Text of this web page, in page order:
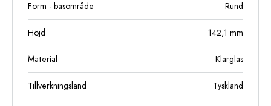
Form - basområde Rund
Höjd 142,1 mm
Material Klarglas
Tillverkningsland Tyskland